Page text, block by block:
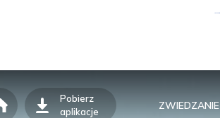
Pobierz
aplikacje
ZWIEDZANIE